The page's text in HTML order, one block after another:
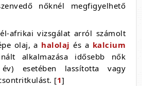
nőknél megfigyelhető
afrikai vizsgálat arról számolt
olaj, a halolaj és a kalcium
alkalmazása idősebb nők
esetében lassította vagy
[1]